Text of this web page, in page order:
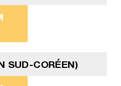
SUD-CORÉEN)